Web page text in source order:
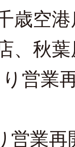
歳空港
、 秋
り営業
営業再